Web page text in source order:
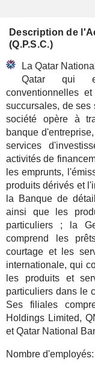
Description de
(Q.P.S.C.)
La Qatar
Qatar qui
conventionnelles
succursales, de ses
société opère à
banque
services
activités de
les emprunts,
produits dérivés et
la Banque de
ainsi que les
particuliers ; la
comprend les
courtage et les
internationale, qui
les produits et
particuliers dans le
Ses filiales
Holdings Limited,
et Qatar National
Nombre d'employés: